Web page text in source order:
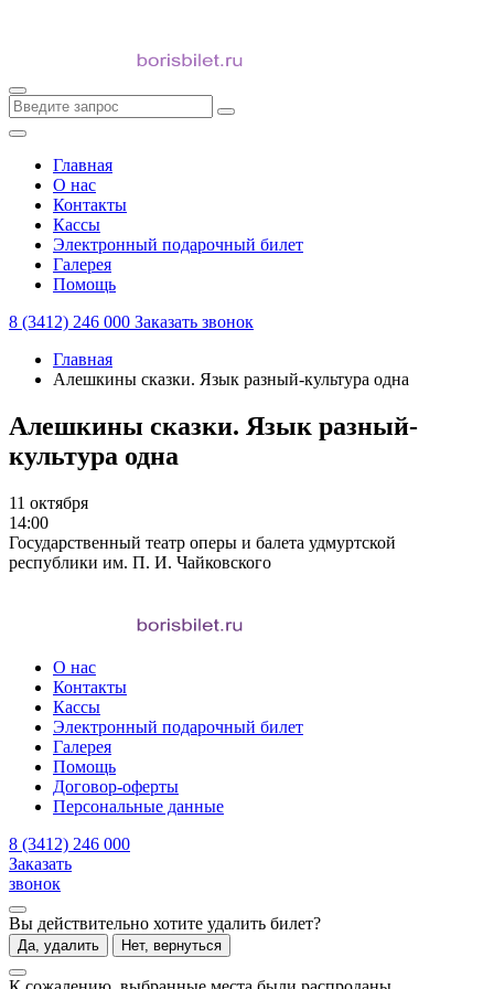
Главная
О нас
Контакты
Кассы
Электронный подарочный билет
Галерея
Помощь
8 (3412) 246 000 Заказать звонок
Главная
Алешкины сказки. Язык разный-культура одна
Алешкины сказки. Язык разный-
культура одна
11 октября
14:00
Государственный театр оперы и балета удмуртской
республики им. П. И. Чайковского
О нас
Контакты
Кассы
Электронный подарочный билет
Галерея
Помощь
Договор-оферты
Персональные данные
8 (3412) 246 000
Заказать
звонок
Вы действительно хотите удалить билет?
Да, удалить Нет, вернуться